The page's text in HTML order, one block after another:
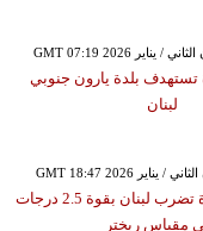
بلدة يارون جنوبي
لبنان
هزة أرضية جديدة تضرب لبنان بقوة 2.5 درجات
مقياس ريختر